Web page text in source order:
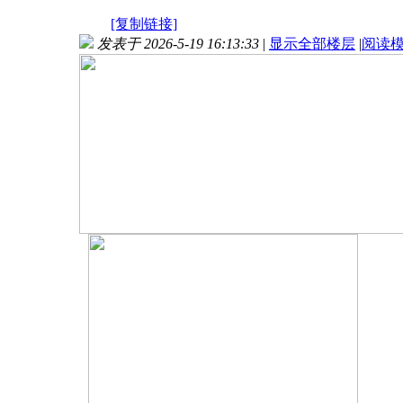
[复制链接]
发表于 2026-5-19 16:13:33 | 显示全部楼层 |阅读